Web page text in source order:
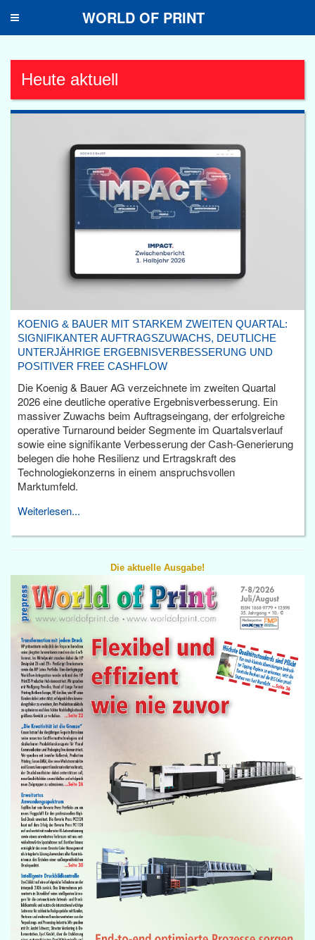
Toggle
WORLD OF PRINT
Heute aktuell
KOENIG & BAUER MIT STARKEM ZWEITEN QUARTAL:
SIGNIFIKANTER AUFTRAGSZUWACHS, DEUTLICHE
UNTERJÄHRIGE ERGEBNISVERBESSERUNG UND
POSITIVER FREE CASHFLOW
Die Koenig & Bauer AG verzeichnete im zweiten Quartal
2026 eine deutliche operative Ergebnisverbesserung. Ein
massiver Zuwachs beim Auftragseingang, der erfolgreiche
operative Turnaround beider Segmente im Quartalsverlauf
sowie eine signifikante Verbesserung der Cash-Generierung
belegen die hohe Resilienz und Ertragskraft des
Technologiekonzerns in einem anspruchsvollen
Marktumfeld.
Weiterlesen...
Die aktuelle Ausgabe!